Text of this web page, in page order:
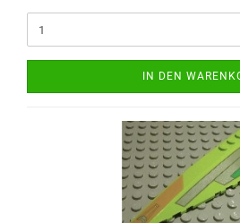
IN DEN